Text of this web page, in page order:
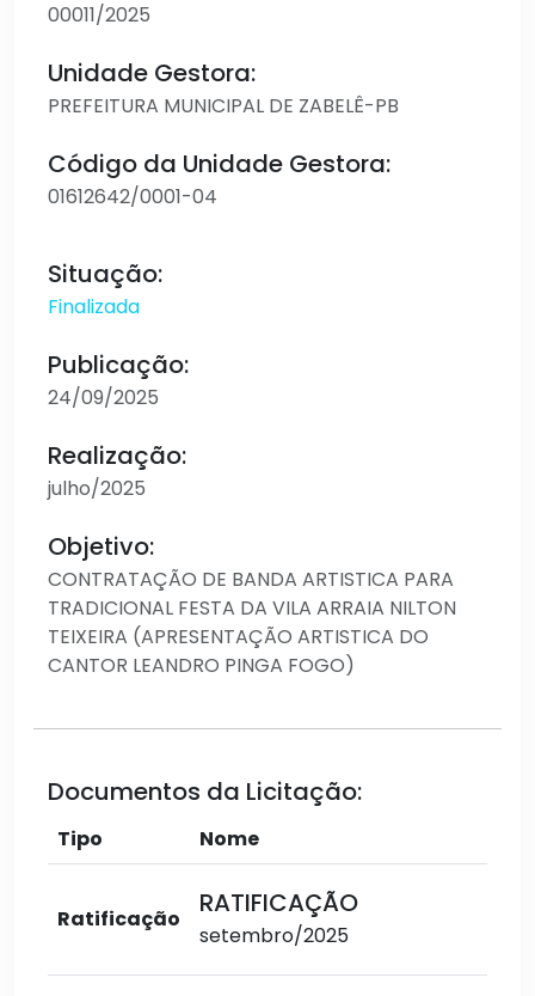
00011/2025
Unidade Gestora:
PREFEITURA MUNICIPAL DE ZABELÊ-PB
Código da Unidade Gestora:
01612642/0001-04
Situação:
Finalizada
Publicação:
24/09/2025
Realização:
julho/2025
Objetivo:
CONTRATAÇÃO DE BANDA ARTISTICA PARA
TRADICIONAL FESTA DA VILA ARRAIA NILTON
TEIXEIRA (APRESENTAÇÃO ARTISTICA DO
CANTOR LEANDRO PINGA FOGO)
Documentos da Licitação:
Tipo Nome
Ratificação RATIFICAÇÃO
setembro/2025